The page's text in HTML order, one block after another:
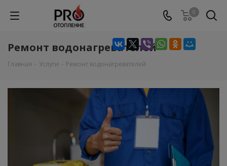
0
Ремонт водонагревателей
Главная - Услуги - Ремонт водонагревателей